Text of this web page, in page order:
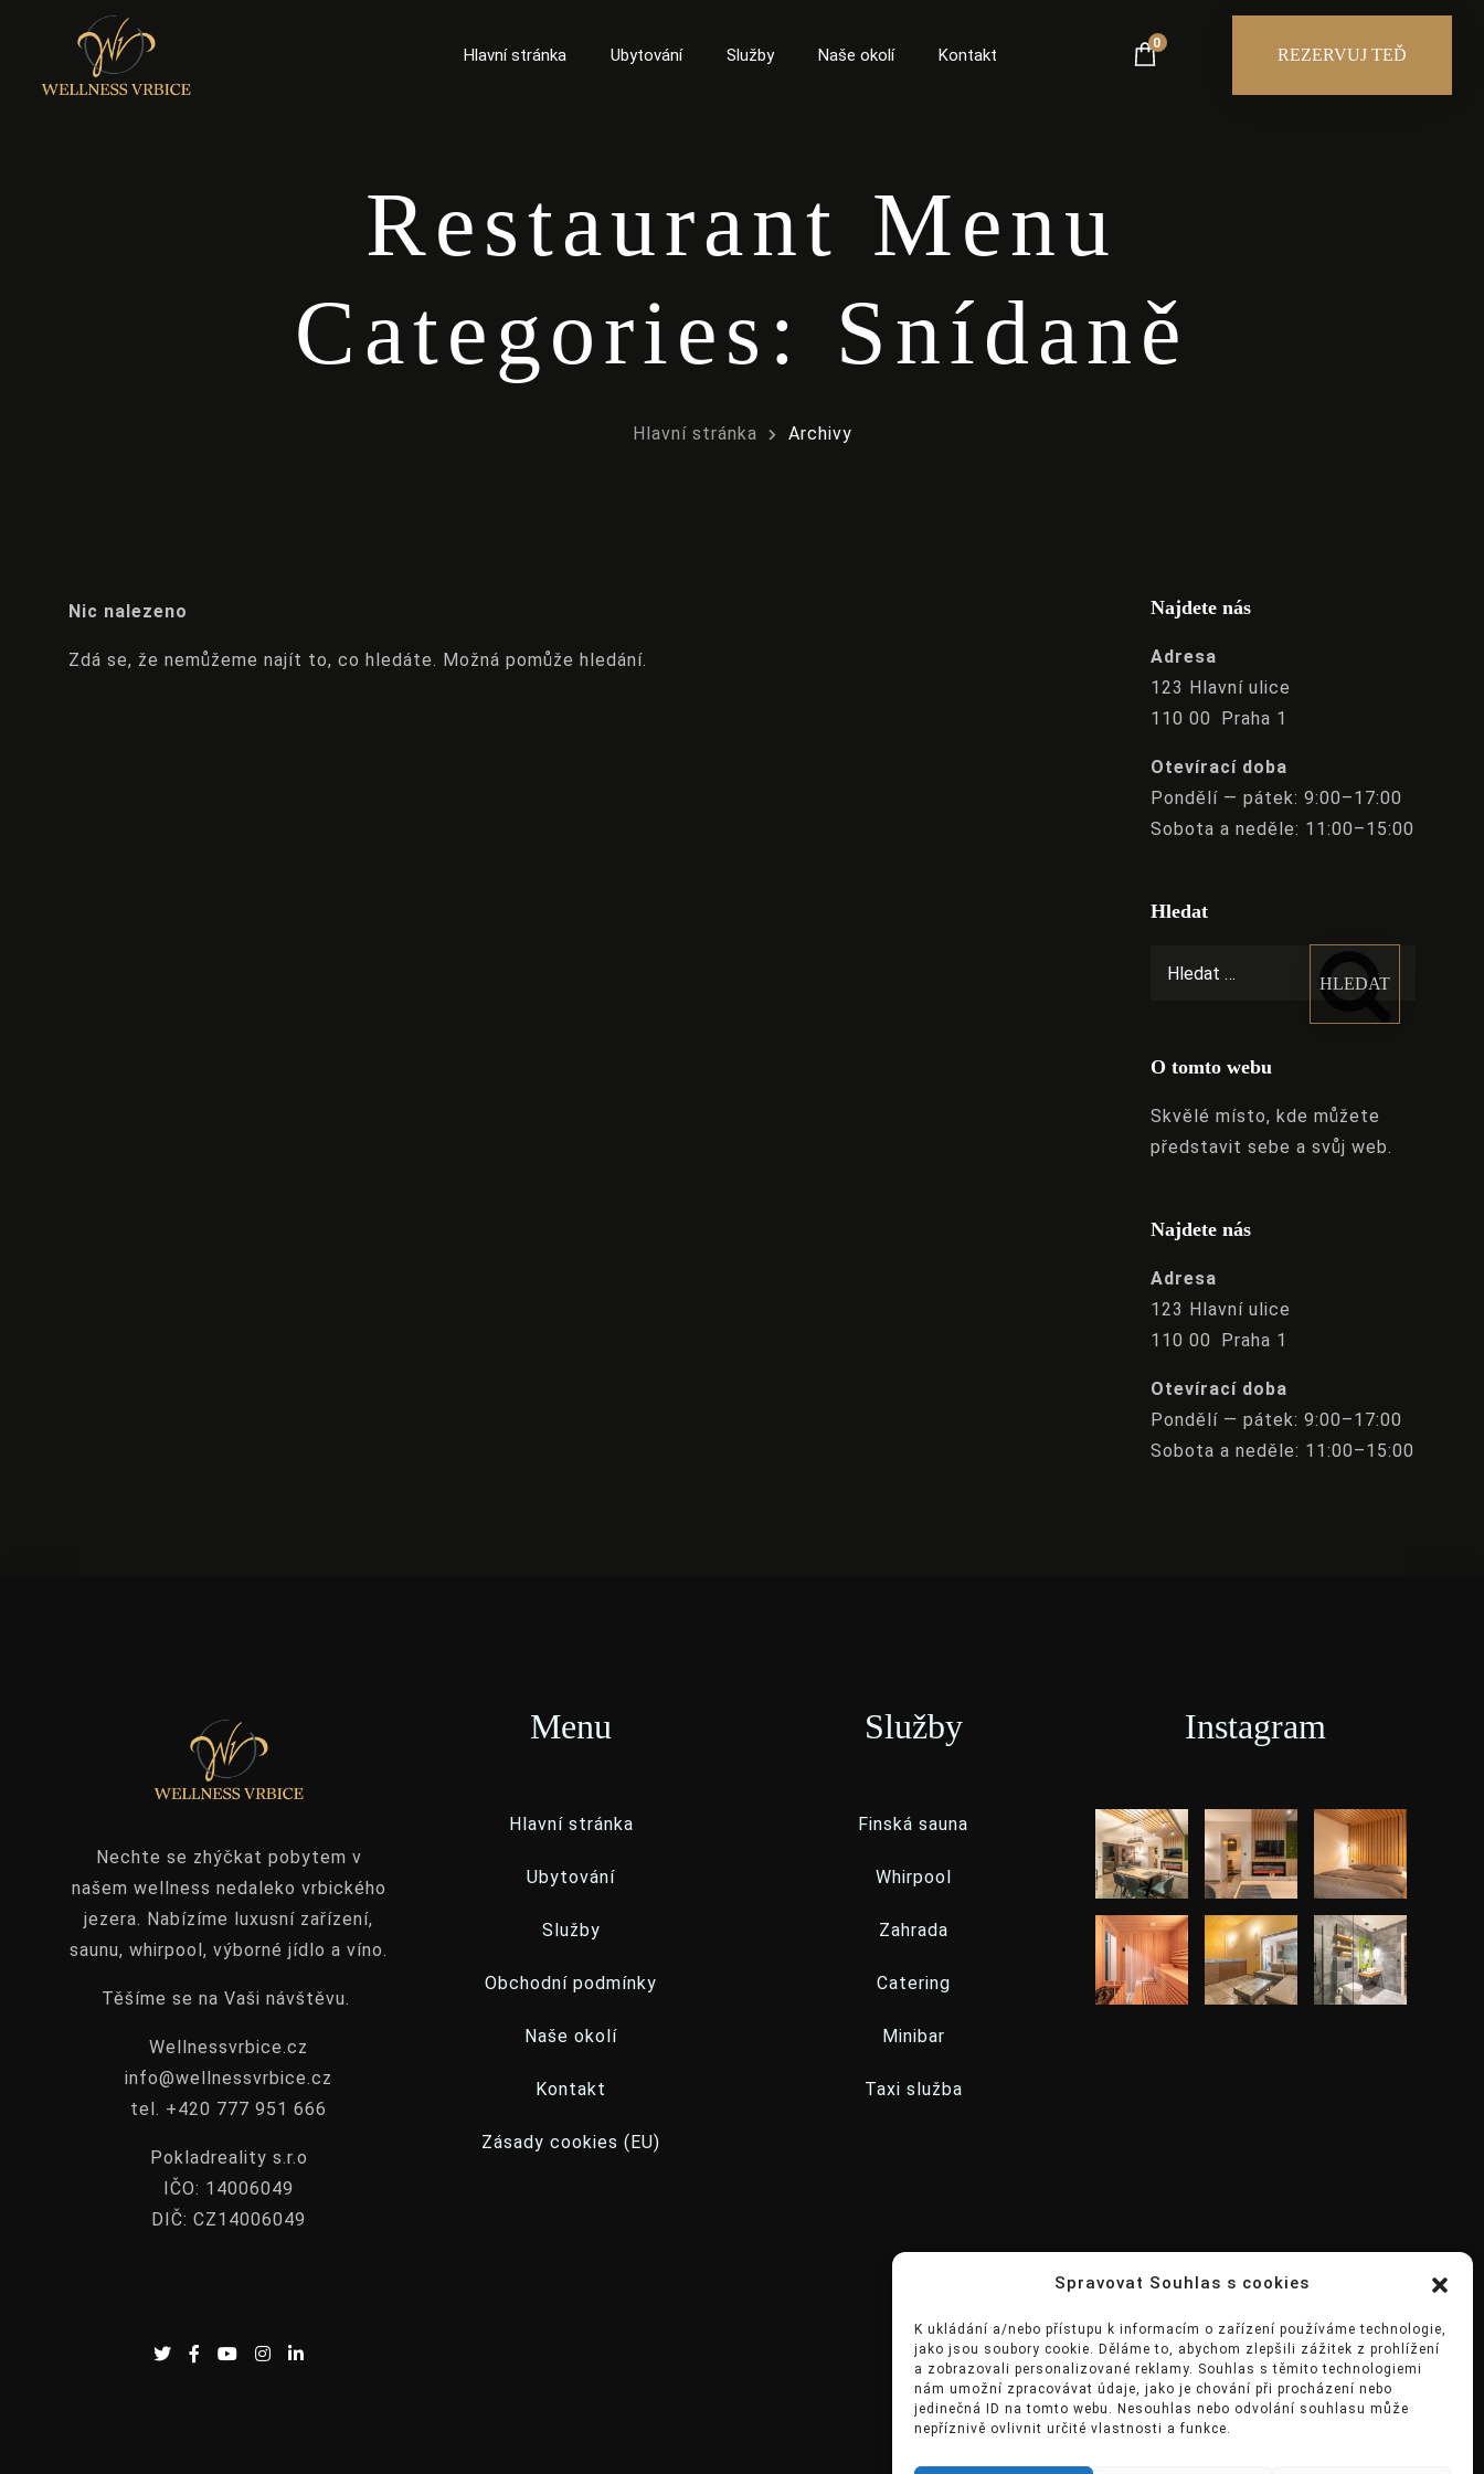
Spravovat Souhlas s cookies
K ukládání a/nebo přístupu k informacím o zařízení používáme technologie,
jako jsou soubory cookie. Děláme to, abychom zlepšili zážitek z prohlížení
a zobrazovali personalizované reklamy. Souhlas s těmito technologiemi
nám umožní zpracovávat údaje, jako je chování při procházení nebo
jedinečná ID na tomto webu. Nesouhlas nebo odvolání souhlasu může
nepříznivě ovlivnit určité vlastnosti a funkce.
Hlavní stránka Ubytování Služby Naše okolí Kontakt REZERVUJ TEĎ
0
Restaurant Menu
Categories: Snídaně
Hlavní stránka Archivy
Nic nalezeno
Zdá se, že nemůžeme najít to, co hledáte. Možná pomůže hledání.
Najdete nás
Adresa
123 Hlavní ulice
110 00 Praha 1
Otevírací doba
Pondělí — pátek: 9:00–17:00
Sobota a neděle: 11:00–15:00
Hledat
O tomto webu
Skvělé místo, kde můžete
představit sebe a svůj web.
Najdete nás
Adresa
123 Hlavní ulice
110 00 Praha 1
Otevírací doba
Pondělí — pátek: 9:00–17:00
Sobota a neděle: 11:00–15:00
Nechte se zhýčkat pobytem v
našem wellness nedaleko vrbického
jezera. Nabízíme luxusní zařízení,
saunu, whirpool, výborné jídlo a víno.
Těšíme se na Vaši návštěvu.
Wellnessvrbice.cz
info@wellnessvrbice.cz
tel. +420 777 951 666
Pokladreality s.r.o
IČO: 14006049
DIČ: CZ14006049
Menu
Hlavní stránka
Ubytování
Služby
Obchodní podmínky
Naše okolí
Kontakt
Zásady cookies (EU)
Služby
Finská sauna
Whirpool
Zahrada
Catering
Minibar
Taxi služba
Instagram